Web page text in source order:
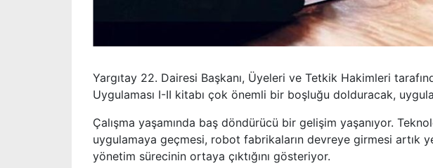
Yargıtay 22. Dairesi Başkanı, Üyeleri ve Tetkik Hakimleri
Uygulaması I-II kitabı çok önemli bir boşluğu dolduracak,
Çalışma yaşamında baş döndürücü bir gelişim yaşanıyor.
uygulamaya geçmesi, robot fabrikaların devreye girmesi artık
yönetim sürecinin ortaya çıktığını gösteriyor.